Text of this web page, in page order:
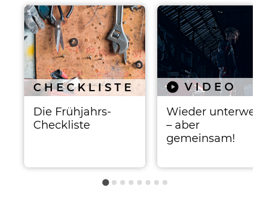
Ähnliche Beiträge
CHECKLISTE
Die Frühjahrs-
Checkliste
VIDEO
Wieder unterwegs
– aber
gemeinsam!